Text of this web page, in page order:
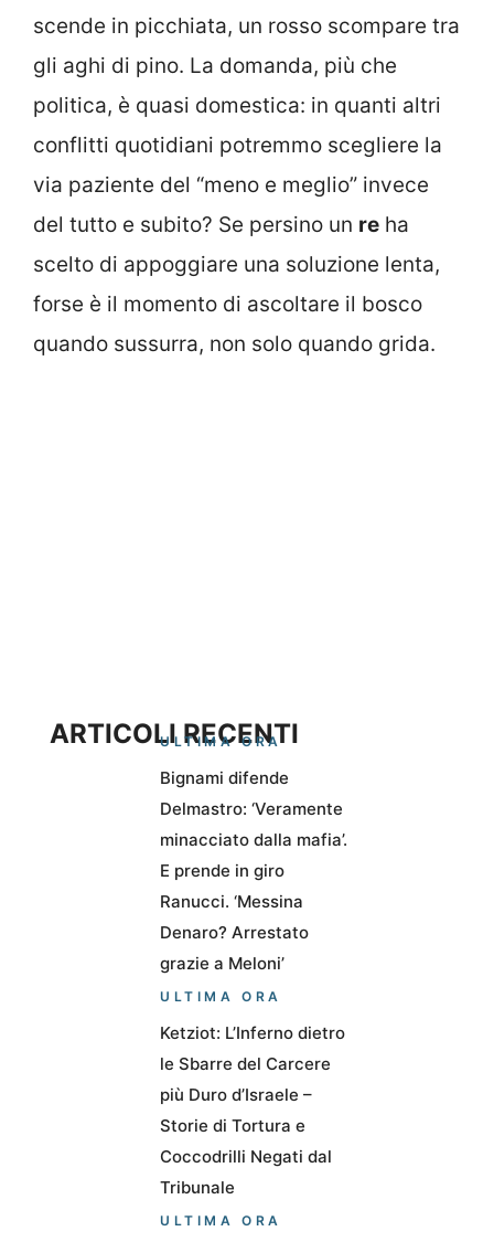
scende in picchiata, un rosso scompare tra
gli aghi di pino. La domanda, più che
politica, è quasi domestica: in quanti altri
conflitti quotidiani potremmo scegliere la
via paziente del “meno e meglio” invece
del tutto e subito? Se persino un re ha
scelto di appoggiare una soluzione lenta,
forse è il momento di ascoltare il bosco
quando sussurra, non solo quando grida.
ARTICOLI RECENTI
ULTIMA ORA
Bignami difende
Delmastro: ‘Veramente
minacciato dalla mafia’.
E prende in giro
Ranucci. ‘Messina
Denaro? Arrestato
grazie a Meloni’
ULTIMA ORA
Ketziot: L’Inferno dietro
le Sbarre del Carcere
più Duro d’Israele –
Storie di Tortura e
Coccodrilli Negati dal
Tribunale
ULTIMA ORA